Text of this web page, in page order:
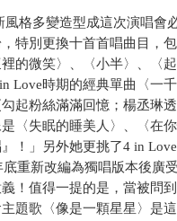
風格多變造型成這次演唱會
特別更換十首首唱曲目，
裡的微笑〉、〈小半〉、〈
Love時期的經典單曲〈一
起粉絲滿滿回憶；楊丞琳
〈失眠的睡美人〉、〈在
！」另外她更挑了4 in
底重新改編為獨唱版本後廣
！值得一提的是，當被問
題歌〈像是一顆星星〉是